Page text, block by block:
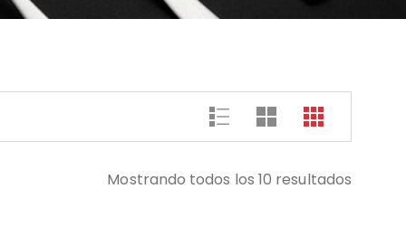
Mostrando todos los 10 resultados